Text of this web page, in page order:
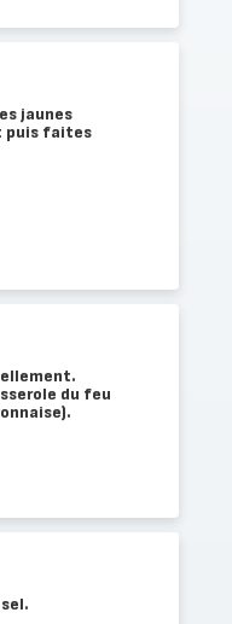
jaunes
puis faites
du feu